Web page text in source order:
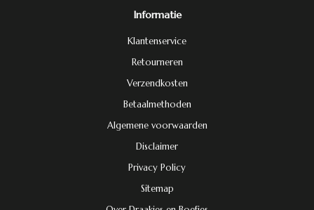
Informatie
Klantenservice
Retourneren
Verzendkosten
Betaalmethoden
Algemene voorwaarden
Disclaimer
Privacy Policy
Sitemap